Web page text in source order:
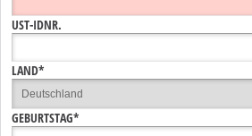
UST-IDNR.
LAND*
GEBURTSTAG*